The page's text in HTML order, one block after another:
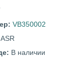
VB350002
ASR
В наличии